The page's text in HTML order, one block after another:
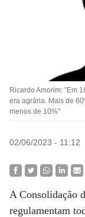
Ricardo Amorim: "Em
era agrária. Mais de
menos de 10%"
02/06/2023 - 11:12
A Consolidação
regulamentam